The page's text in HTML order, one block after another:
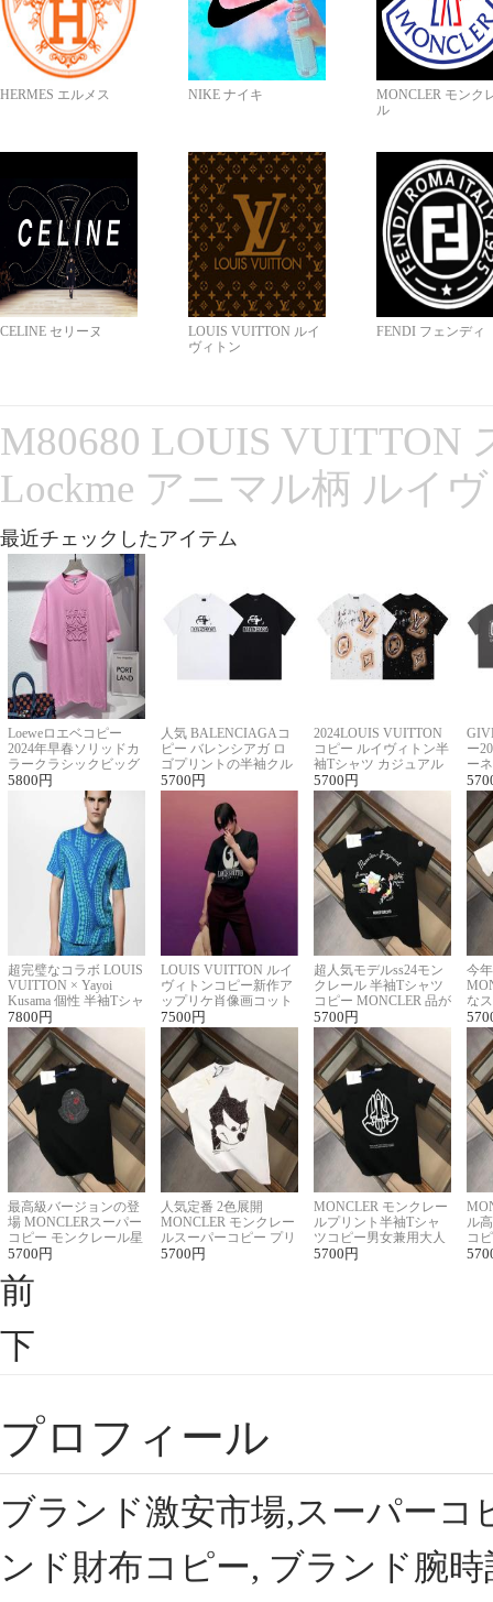
HERMES エルメス NIKE ナイキ
MONCLER モンク
ル
CELINE セリーヌ
LOUIS VUITTON ルイ
ヴィトン
FENDI フェンディ
M80680 LOUIS VUITTON
Lockme アニマル柄 ルイ
最近チェックしたアイテム
Loeweロエベコピー
2024年早春ソリッドカ
ラークラシックビッグ
ロゴ刺繍Tシャツ
5800 円
人気 BALENCIAGAコ
ピー バレンシアガ ロ
ゴプリントの半袖クル
ーネックTシャツ
5700 円
2024LOUIS VUITTON
コピー ルイヴィトン半
袖Tシャツ カジュアル
に馴染む 2色展開
5700 円
ー
ー
ー
超完璧なコラボ LOUIS
VUITTON × Yayoi
Kusama 個性 半袖Tシャ
ツコピー男女兼用
7800 円
LOUIS VUITTON ルイ
ヴィトンコピー新作ア
ップリケ肖像画コット
ンニット半袖Tシャツ
7500 円
超人気モデルss24モン
クレール 半袖Tシャツ
コピー MONCLER 品が
良く見た目
5700 円
今
な
ル
最高級バージョンの登
場 MONCLERスーパー
コピー モンクレール星
座半袖Tシャツ
5700 円
人気定番 2色展開
MONCLER モンクレー
ルスーパーコピー プリ
ント半袖Tシャツ
5700 円
MONCLER モンクレー
ルプリント半袖Tシャ
ツコピー男女兼用大人
可愛い春夏コーデ
5700 円
ル
コ
ィ
前
下
プロフィール
ブランド激安市場,スーパー
ンド財布コピー, ブランド腕